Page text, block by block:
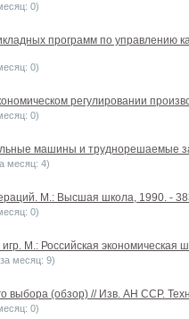
0)
программ по управлению
0)
регулировании
0)
машины и труднорешаемые
месяц: 4)
М.: Высшая школа, 1990. -
0)
М.: Российская экономическая
месяц: 9)
выбора (обзор) // Изв. АН ССР.
0)